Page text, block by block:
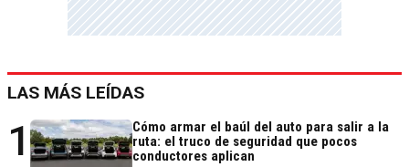
LAS MÁS LEÍDAS
1
Cómo armar el baúl del auto para salir a la
ruta: el truco de seguridad que pocos
conductores aplican